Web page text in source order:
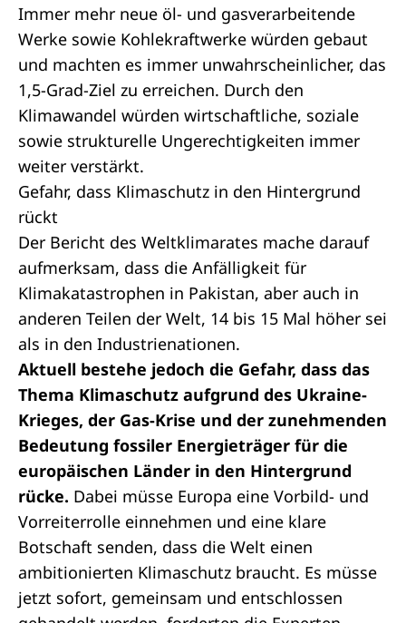
Immer mehr neue öl- und gasverarbeitende
Werke sowie Kohlekraftwerke würden gebaut
und machten es immer unwahrscheinlicher, das
1,5-Grad-Ziel zu erreichen. Durch den
Klimawandel würden wirtschaftliche, soziale
sowie strukturelle Ungerechtigkeiten immer
weiter verstärkt.
Gefahr, dass Klimaschutz in den Hintergrund
rückt
Der Bericht des Weltklimarates mache darauf
aufmerksam, dass die Anfälligkeit für
Klimakatastrophen in Pakistan, aber auch in
anderen Teilen der Welt, 14 bis 15 Mal höher sei
als in den Industrienationen.
Aktuell bestehe jedoch die Gefahr, dass das
Thema Klimaschutz aufgrund des Ukraine-
Krieges, der Gas-Krise und der zunehmenden
Bedeutung fossiler Energieträger für die
europäischen Länder in den Hintergrund
rücke. Dabei müsse Europa eine Vorbild- und
Vorreiterrolle einnehmen und eine klare
Botschaft senden, dass die Welt einen
ambitionierten Klimaschutz braucht. Es müsse
jetzt sofort, gemeinsam und entschlossen